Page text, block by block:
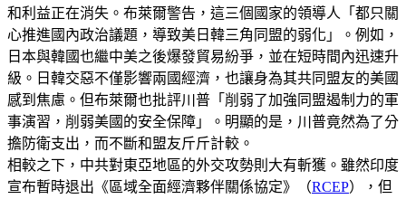
和利益正在消失。布萊爾警告，這三個國家的領導人「都只關
心推進國內政治議題，導致美日韓三角同盟的弱化」。例如，
日本與韓國也繼中美之後爆發貿易紛爭，並在短時間內迅速升
級。日韓交惡不僅影響兩國經濟，也讓身為其共同盟友的美國
感到焦慮。但布萊爾也批評川普「削弱了加強同盟遏制力的軍
事演習，削弱美國的安全保障」。明顯的是，川普竟然為了分
擔防衛支出，而不斷和盟友斤斤計較。
相較之下，中共對東亞地區的外交攻勢則大有斬獲。雖然印度
宣布暫時退出《區域全面經濟夥伴關係協定》（RCEP），但